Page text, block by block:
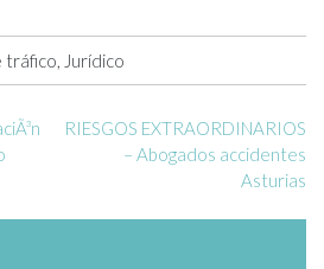
tráfico, Jurídico
RIESGOS EXTRAORDINARIOS
– Abogados accidentes
Asturias